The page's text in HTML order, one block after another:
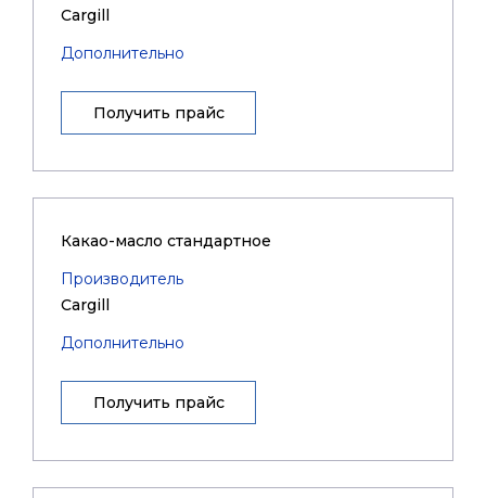
Cargill
Дополнительно
Получить прайс
Какао-масло стандартное
Производитель
Cargill
Дополнительно
Получить прайс